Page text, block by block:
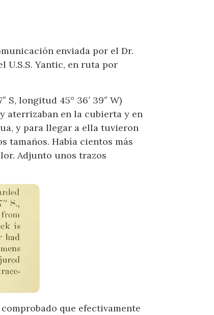
enviada por el Dr.
U.S.S. Yantic, en ruta por
longitud 45° 36′ 39″ W)
aterrizaban en la cubierta y en
y para llegar a ella tuvieron
tamaños. Había cientos más
Adjunto unos trazos
comprobado que efectivamente